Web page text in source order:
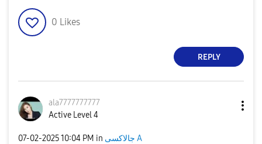
0 Likes
REPLY
ala7777777777
Active Level 4
‎07-02-202510:04 PM in جالاكسى A